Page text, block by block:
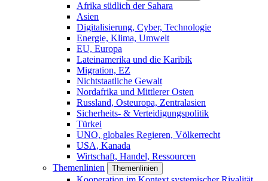
Afrika südlich der Sahara
Asien
Digitalisierung, Cyber, Technologie
Energie, Klima, Umwelt
EU, Europa
Lateinamerika und die Karibik
Migration, EZ
Nichtstaatliche Gewalt
Nordafrika und Mittlerer Osten
Russland, Osteuropa, Zentralasien
Sicherheits- & Verteidigungspolitik
Türkei
UNO, globales Regieren, Völkerrecht
USA, Kanada
Wirtschaft, Handel, Ressourcen
Themenlinien
Themenlinien